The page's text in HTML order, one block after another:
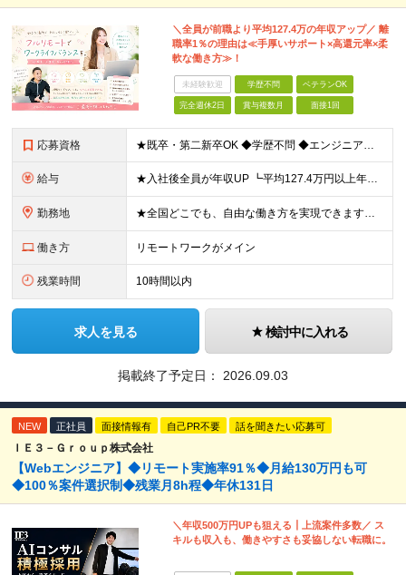
＼全員が前職より平均127.4万の年収アップ／ 離
職率1％の理由は≪手厚いサポート×高還元率×柔
軟な働き方≫！
未経験歓迎 学歴不問 ベテランOK
完全週休2日 賞与複数月 面接1回
応募資格 ★既卒・第二新卒OK ◆学歴不問 ◆エンジニアとして実務経験をお持ちの方（1年以上） ★意欲重視の採用です！ 「経歴に自信がない」という方も、"今後挑戦したいこと""スキルアップしたいこと"について
給与 ★入社後全員が年収UP ┗平均127.4万円以上年収UP！ ┗最大390万円UPの実績もあり 月給35万円～100万円＋決算賞与＋各種手当 【 給与イメージ 】 ■経験1年以上…月給35万円～＋決
勤務地 ★全国どこでも、自由な働き方を実現できます！ 全国のプロジェクト先やフルリモート環境での勤務も可能です。 ＼自由度の高い働き方、叶えます／ □フルリモートで働きたい □ハイブリットに働きたい □家庭
働き方 リモートワークがメイン
残業時間 10時間以内
求人を見る 検討中に入れる
掲載終了予定日： 2026.09.03
NEW 正社員 面接情報有 自己PR不要 話を聞きたい応募可
ＩＥ３－Ｇｒｏｕｐ株式会社
【Webエンジニア】◆リモート実施率91％◆月給130万円も可
◆100％案件選択制◆残業月8h程◆年休131日
＼年収500万円UPも狙える┃上流案件多数／ ス
キルも収入も、働きやすさも妥協しない転職に。